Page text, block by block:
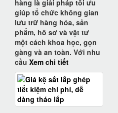
hàng là giải pháp tối ưu
giúp tổ chức không gian
lưu trữ hàng hóa, sản
phẩm, hồ sơ và vật tư
một cách khoa học, gọn
gàng và an toàn. Với nhu
cầu Xem chi tiết